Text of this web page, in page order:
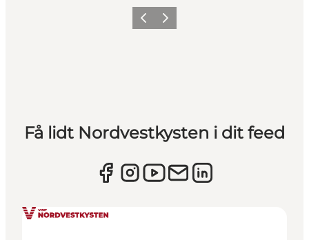
ForrigeNæste
Få lidt Nordvestkysten i dit feed